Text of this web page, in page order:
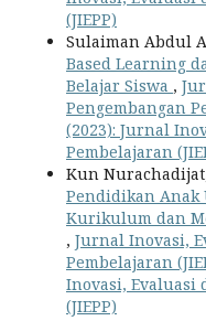
(JIEPP)
Sulaiman Abdul
Based Learning
Belajar Siswa ,
Pengembangan
(2023): Jurnal
Pembelajaran
Kun
Pendidikan Anak
Kurikulum dan
, Jurnal Inovasi,
Pembelajaran
Inovasi, Evaluasi
(JIEPP)